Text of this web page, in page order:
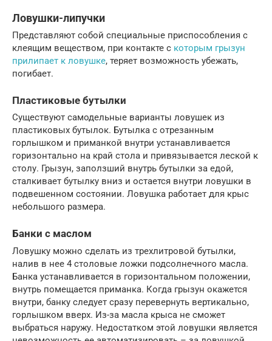
Ловушки-липучки
Представляют собой специальные приспособления с
клеящим веществом, при контакте с которым грызун
прилипает к ловушке, теряет возможность убежать,
погибает.
Пластиковые бутылки
Существуют самодельные варианты ловушек из
пластиковых бутылок. Бутылка с отрезанным
горлышком и приманкой внутри устанавливается
горизонтально на край стола и привязывается леской к
столу. Грызун, заползший внутрь бутылки за едой,
сталкивает бутылку вниз и остается внутри ловушки в
подвешенном состоянии. Ловушка работает для крыс
небольшого размера.
Банки с маслом
Ловушку можно сделать из трехлитровой бутылки,
налив в нее 4 столовые ложки подсолнечного масла.
Банка устанавливается в горизонтальном положении,
внутрь помещается приманка. Когда грызун окажется
внутри, банку следует сразу перевернуть вертикально,
горлышком вверх. Из-за масла крыса не сможет
выбраться наружу. Недостатком этой ловушки является